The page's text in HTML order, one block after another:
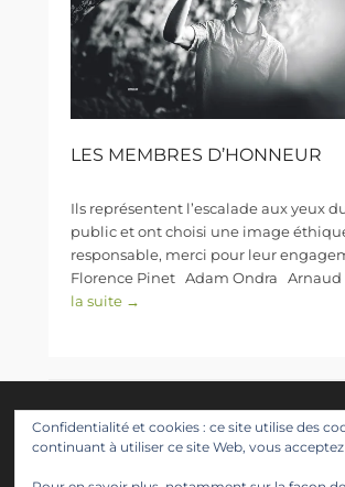
LES MEMBRES D’HONNEUR
Ils représentent l’escalade aux yeux
public et ont choisi une image
responsable, merci pour leur
Florence Pinet Adam Ondra Arnaud
la suite →
Suivez nous
Facebook
TwitterInstagram
LinkedIn
YouTube
Confidentialité et cookies : ce site utilise des
continuant à utiliser ce site Web, vous